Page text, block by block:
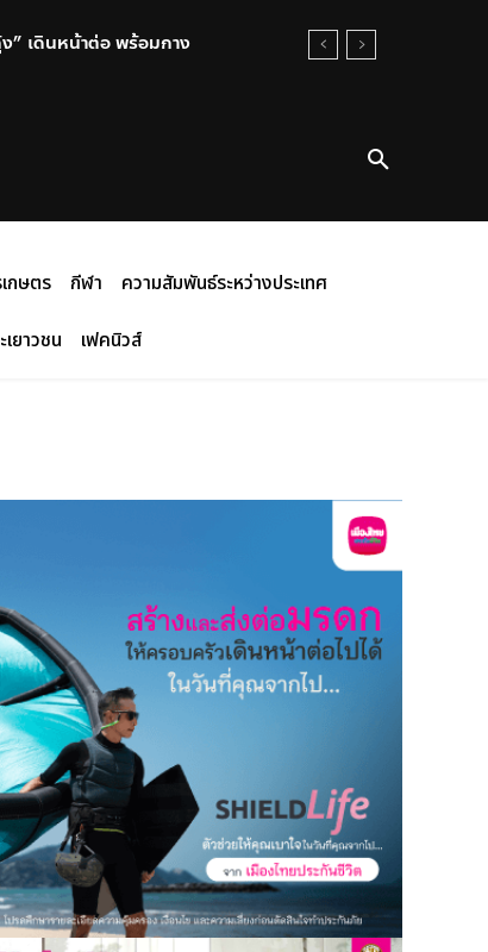
” เดินหน้าต่อ พร้อมกาง
กษตร กีฬา
ความสัมพันธ์ระหว่างประเทศ
เยาวชน เฟคนิวส์